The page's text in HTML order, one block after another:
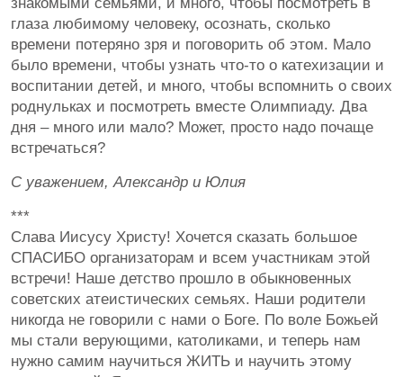
глаза любимому человеку, осознать, сколько
времени потеряно зря и поговорить об этом. Мало
было времени, чтобы узнать что-то о катехизации и
воспитании детей, и много, чтобы вспомнить о своих
роднульках и посмотреть вместе Олимпиаду. Два
дня – много или мало? Может, просто надо почаще
встречаться?
С уважением, Александр и Юлия
***
Слава Иисусу Христу! Хочется сказать большое
СПАСИБО организаторам и всем участникам этой
встречи! Наше детство прошло в обыкновенных
советских атеистических семьях. Наши родители
никогда не говорили с нами о Боге. По воле Божьей
мы стали верующими, католиками, и теперь нам
нужно самим научиться ЖИТЬ и научить этому